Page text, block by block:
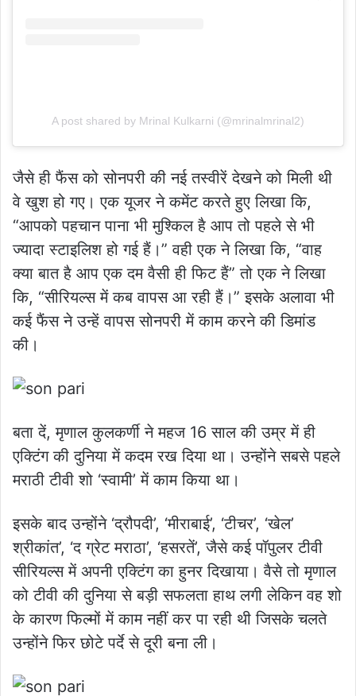
A post shared by Mrinal Kulkarni (@mrinalmrinal2)
जैसे ही फैंस को सोनपरी की नई तस्वीरें देखने को मिली थी
वे खुश हो गए। एक यूजर ने कमेंट करते हुए लिखा कि,
“आपको पहचान पाना भी मुश्किल है आप तो पहले से भी
ज्यादा स्टाइलिश हो गई हैं।” वही एक ने लिखा कि, “वाह
क्या बात है आप एक दम वैसी ही फिट हैं” तो एक ने लिखा
कि, “सीरियल्स में कब वापस आ रही हैं।” इसके अलावा भी
कई फैंस ने उन्हें वापस सोनपरी में काम करने की डिमांड
की।
बता दें, मृणाल कुलकर्णी ने महज 16 साल की उम्र में ही
एक्टिंग की दुनिया में कदम रख दिया था। उन्होंने सबसे पहले
मराठी टीवी शो ‘स्वामी’ में काम किया था।
इसके बाद उन्होंने ‘द्रौपदी’, ‘मीराबाई’, ‘टीचर’, ‘खेल’
श्रीकांत’, ‘द ग्रेट मराठा’, ‘हसरतें’, जैसे कई पॉपुलर टीवी
सीरियल्स में अपनी एक्टिंग का हुनर दिखाया। वैसे तो मृणाल
को टीवी की दुनिया से बड़ी सफलता हाथ लगी लेकिन वह शो
के कारण फिल्मों में काम नहीं कर पा रही थी जिसके चलते
उन्होंने फिर छोटे पर्दे से दूरी बना ली।